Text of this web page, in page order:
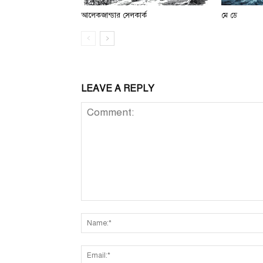
আলেকজান্ডার সেলকার্ক মে ডে
LEAVE A REPLY